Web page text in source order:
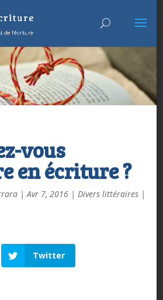
vous
en écriture ?
|Avr 7, 2016| Divers littéraires|
Twitter